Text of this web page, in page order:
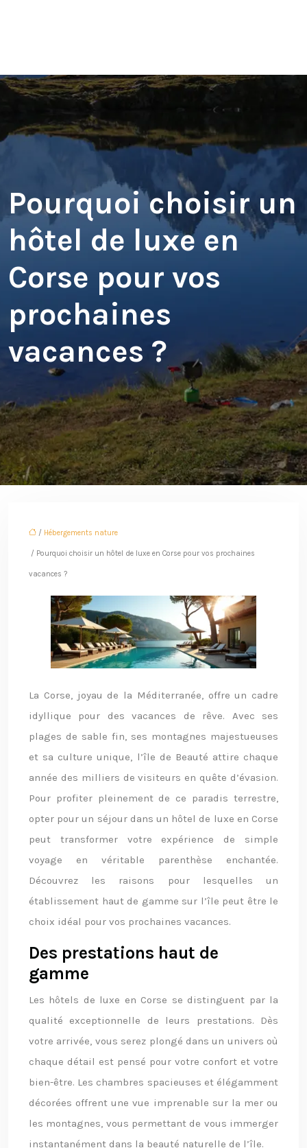
Pourquoi choisir un
hôtel de luxe en
Corse pour vos
prochaines
vacances ?
/ Hébergements nature
/ Pourquoi choisir un hôtel de luxe en Corse pour vos prochaines
vacances ?
La Corse, joyau de la Méditerranée, offre un cadre
idyllique pour des vacances de rêve. Avec ses
plages de sable fin, ses montagnes majestueuses
et sa culture unique, l’île de Beauté attire chaque
année des milliers de visiteurs en quête d’évasion.
Pour profiter pleinement de ce paradis terrestre,
opter pour un séjour dans un hôtel de luxe en Corse
peut transformer votre expérience de simple
voyage en véritable parenthèse enchantée.
Découvrez les raisons pour lesquelles un
établissement haut de gamme sur l’île peut être le
choix idéal pour vos prochaines vacances.
Des prestations haut de
gamme
Les hôtels de luxe en Corse se distinguent par la
qualité exceptionnelle de leurs prestations. Dès
votre arrivée, vous serez plongé dans un univers où
chaque détail est pensé pour votre confort et votre
bien-être. Les chambres spacieuses et élégamment
décorées offrent une vue imprenable sur la mer ou
les montagnes, vous permettant de vous immerger
instantanément dans la beauté naturelle de l’île.